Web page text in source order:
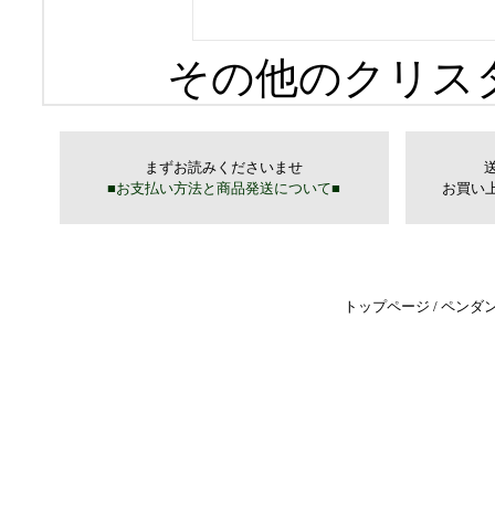
その他のクリス
トップページ / ペンダ